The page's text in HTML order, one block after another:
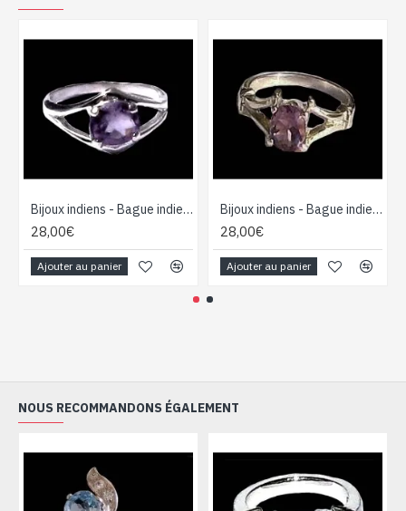
Bijoux indiens - Bague indienne Améthyste
28,00€
Ajouter au panier
Bijoux indiens - Bague indienne Améthyste
28,00€
Ajouter au panier
NOUS RECOMMANDONS ÉGALEMENT